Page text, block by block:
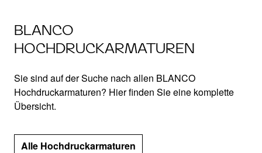
BLANCO
HOCHDRUCKARMATUREN
Sie sind auf der Suche nach allen BLANCO
Hochdruckarmaturen? Hier finden Sie eine komplette
Übersicht.
Alle Hochdruckarmaturen